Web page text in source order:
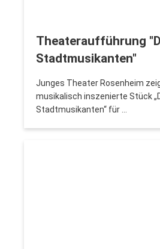
Theateraufführung
Stadtmusikanten"
Junges Theater Rosenheim
musikalisch inszenierte Stück
Stadtmusikanten“ für …